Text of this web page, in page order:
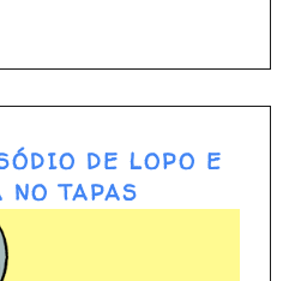
DE LOPO E
NO TAPAS